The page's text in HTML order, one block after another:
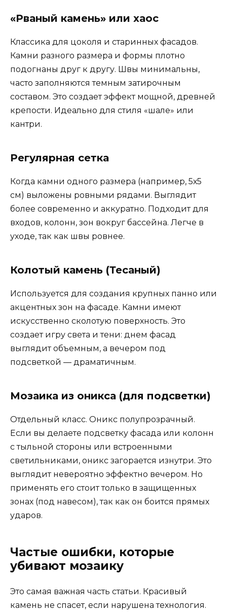
«Рваный камень» или хаос
Классика для цоколя и старинных фасадов.
Камни разного размера и формы плотно
подогнаны друг к другу. Швы минимальны,
часто заполняются темным затирочным
составом. Это создает эффект мощной, древней
крепости. Идеально для стиля «шале» или
кантри.
Регулярная сетка
Когда камни одного размера (например, 5х5
см) выложены ровными рядами. Выглядит
более современно и аккуратно. Подходит для
входов, колонн, зон вокруг бассейна. Легче в
уходе, так как швы ровнее.
Колотый камень (Тесаный)
Используется для создания крупных панно или
акцентных зон на фасаде. Камни имеют
искусственно сколотую поверхность. Это
создает игру света и тени: днем фасад
выглядит объемным, а вечером под
подсветкой — драматичным.
Мозаика из оникса (для подсветки)
Отдельный класс. Оникс полупрозрачный.
Если вы делаете подсветку фасада или колонн
с тыльной стороны или встроенными
светильниками, оникс загорается изнутри. Это
выглядит невероятно эффектно вечером. Но
применять его стоит только в защищенных
зонах (под навесом), так как он боится прямых
ударов.
Частые ошибки, которые
убивают мозаику
Это самая важная часть статьи. Красивый
камень не спасет, если нарушена технология.